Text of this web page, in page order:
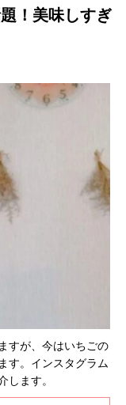
！美味しすぎ
すが、今はいちごの
す。インスタグラム
ます。